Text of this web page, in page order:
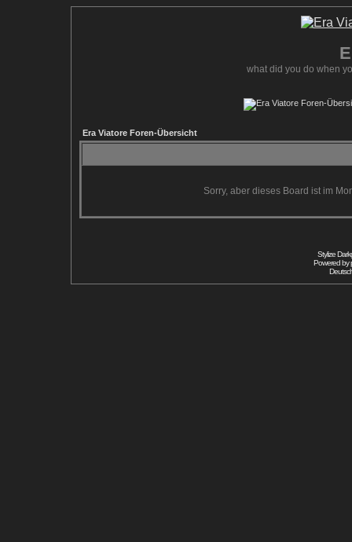
what did you do when
Era Viatore Foren-Übersicht
Sorry, aber dieses Board ist im
Stylize
Powered by